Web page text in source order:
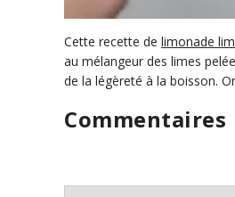
s
c
o
d
s
Cette recette de limonade
au mélangeur des limes
de la légèreté à la boisson.
Commentaires